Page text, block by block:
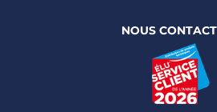
NOUS